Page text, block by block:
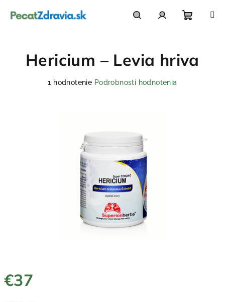
košík
€37
Hericium – Levia hriva
Priemerné
hviezdičiek.
1 hodnotenie Podrobnosti hodnotenia